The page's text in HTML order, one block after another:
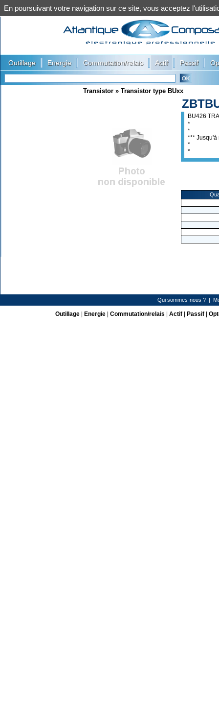
Outillage Energie Commutation/relais Actif Passif
Transistor » Transistor type BUxx
BU426
*
*
*** Jusqu'à
*
*
Qui sommes-nous ? |
Outillage| Energie| Commutation/relais Actif| Passif|
En poursuivant votre navigation sur ce site, vous acceptez